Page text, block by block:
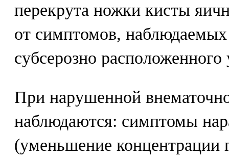
перекрута ножки кисты
от симптомов,
субсерозно
При нарушенной
наблюдаются: симптомы
(уменьшение концентрации